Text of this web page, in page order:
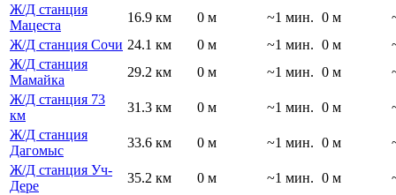
Ж/Д станция
Мацеста
16.9 км 0 м ~1 мин. 0 м
Ж/Д станция Сочи 24.1 км 0 м ~1 мин. 0 м
Ж/Д станция
Мамайка
29.2 км 0 м ~1 мин. 0 м
Ж/Д станция 73
км
31.3 км 0 м ~1 мин. 0 м
Ж/Д станция
Дагомыс
33.6 км 0 м ~1 мин. 0 м
Ж/Д станция Уч-
Дере
35.2 км 0 м ~1 мин. 0 м